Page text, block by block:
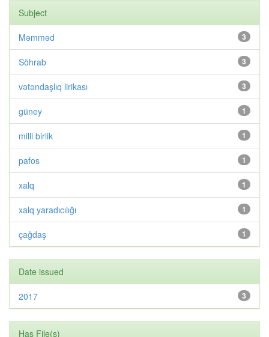
Subject
3
Məmməd
3
Söhrab
3
vətəndaşlıq lirikası
1
güney
1
milli birlik
1
pafos
1
xalq
1
xalq yaradıcılığı
1
çağdaş
Date issued
3
2017
Has File(s)